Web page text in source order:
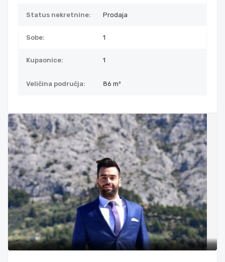
Status nekretnine: Prodaja
Sobe: 1
Kupaonice: 1
Veličina područja: 86 m²